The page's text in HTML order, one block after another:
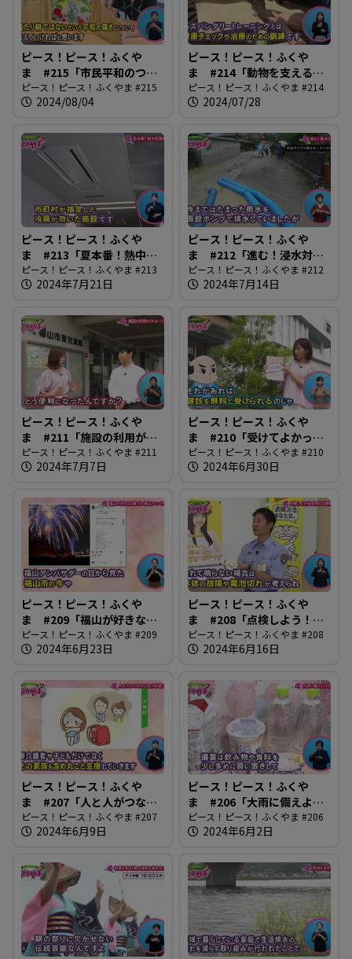
ピース！ピース！ふくや
ま #215「市民平和のつど
い」
ピース！ピース！ふくやま #215
2024/08/04
ピース！ピース！ふくや
ま #214「動物を支える獣
医師の仕事」
ピース！ピース！ふくやま #214
2024/07/28
ピース！ピース！ふくや
ま #213「夏本番！熱中症
最前線」
ピース！ピース！ふくやま #213
2024年7月21日
ピース！ピース！ふくや
ま #212「進む！浸水対
策」
ピース！ピース！ふくやま #212
2024年7月14日
ピース！ピース！ふくや
ま #211「施設の利用がス
ムーズに」
ピース！ピース！ふくやま #211
2024年7月7日
ピース！ピース！ふくや
ま #210「受けてよかった
健診」
ピース！ピース！ふくやま #210
2024年6月30日
ピース！ピース！ふくや
ま #209「福山が好きなら
誰でも 福山アンバサダー」
ピース！ピース！ふくやま #209
2024年6月23日
ピース！ピース！ふくや
ま #208「点検しよう！住
宅用火災報知器」
ピース！ピース！ふくやま #208
2024年6月16日
ピース！ピース！ふくや
ま #207「人と人がつなが
り合う地域づくり」
ピース！ピース！ふくやま #207
2024年6月9日
ピース！ピース！ふくや
ま #206「大雨に備えよう
2024」
ピース！ピース！ふくやま #206
2024年6月2日